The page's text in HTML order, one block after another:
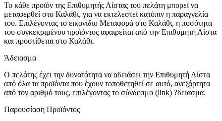
Το κάθε προϊόν της Επιθυμητής Λίστας του πελάτη μπορεί να
μεταφερθεί στο Καλάθι, για να εκτελεστεί κατόπιν η παραγγελία
του. Επιλέγοντας το εικονίδιο Μεταφορά στο Καλάθι, η ποσότητα
του συγκεκριμένου προϊόντος αφαιρείται από την Επιθυμητή Λίστα
και προστίθεται στο Καλάθι.
Άδειασμα
Ο πελάτης έχει την δυνατότητα να αδειάσει την Επιθυμητή Λίστα
από όλα τα προϊόντα που έχουν τοποθετηθεί σε αυτό, ανεξάρτητα
από τον αριθμό τους, επιλέγοντας το σύνδεσμο (link) ?δειασμα.
Παρουσίαση Προϊόντος